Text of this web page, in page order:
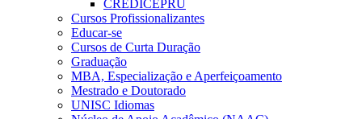
CREDICEPRU
Cursos Profissionalizantes
Educar-se
Cursos de Curta Duração
Graduação
MBA, Especialização e Aperfeiçoamento
Mestrado e Doutorado
UNISC Idiomas